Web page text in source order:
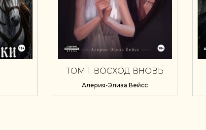
ТОМ 1. ВОСХОД ВНОВЬ
Алерия-Элиза Вейсс